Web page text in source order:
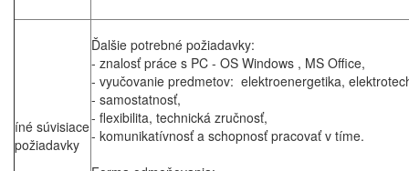
íné súvisiace
požiadavky
Ďalšie potrebné požiadavky:
- znalosť práce s PC - OS Windows , MS Office,
- vyučovanie predmetov: elektroenergetika,
- samostatnosť,
- flexibilita, technická zručnosť,
- komunikatívnosť a schopnosť pracovať v tíme.